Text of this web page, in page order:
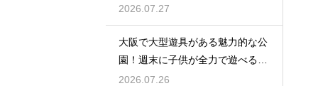
穴場
2026.07.27
大阪で大型遊具がある魅力的な公
園！週末に子供が全力で遊べる場
所
2026.07.26